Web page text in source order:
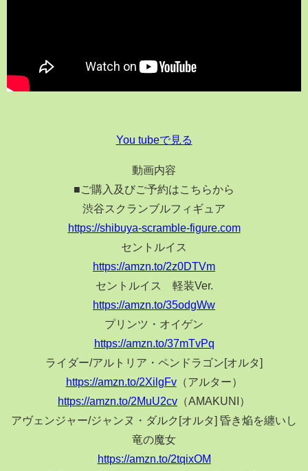
You tubeで見る
動画内容
■ご購入及びご予約はこちらから
渋谷スクランブルフィギュア
https://shibuya-scramble-figure.com
セントルイス
https://amzn.to/2z0DTVm
セントルイス 軽装Ver.
https://amzn.to/35odgWw
プリンツ・オイゲン
https://amzn.to/37mTvPq
ライダー/アルトリア・ペンドラゴン[オルタ]
https://amzn.to/2XilgFv（アルター）
https://amzn.to/2MuU2cv （AMAKUNI）
アヴェンジャー/ジャンヌ・ダルク[オルタ] 昏き焔を纏いし
竜の魔女
https://amzn.to/2tqixOM